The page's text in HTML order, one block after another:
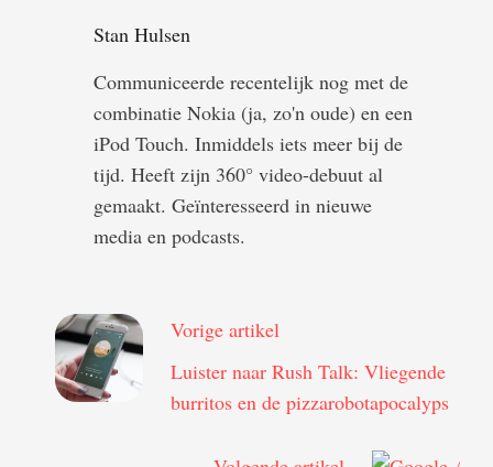
Stan Hulsen
Communiceerde recentelijk nog met de
combinatie Nokia (ja, zo'n oude) en een
iPod Touch. Inmiddels iets meer bij de
tijd. Heeft zijn 360° video-debuut al
gemaakt. Geïnteresseerd in nieuwe
media en podcasts.
Vorige artikel
Luister naar Rush Talk: Vliegende
burritos en de pizzarobotapocalyps